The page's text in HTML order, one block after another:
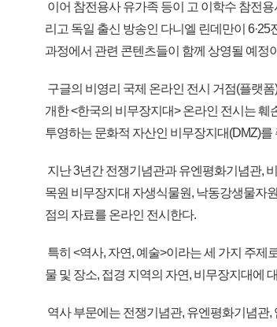
이어 참전용사 유가족 등이 고 이학수 참전
리고 독일 출신 방송인 다니엘 린데만이
과정에서 관련 콘텐츠들이 함께 상영될 예정
구글의 비영리 국제 온라인 전시 거점(플랫
개한 <한국의 비무장지대> 온라인 전시는
투영하는 문화적 자산인 비무장지대(DMZ)를
지난 3년간 전쟁기념관과 유엔평화기념관,
목원 비무장지대 자생식물원, 낙동강생물자
점의 자료를 온라인 전시한다.
특히 <역사, 자연, 예술>이라는 세 가지 주제
물 및 장소, 접경 지역의 자연, 비무장지대에
역사 부문에는 전쟁기념관, 유엔평화기념관